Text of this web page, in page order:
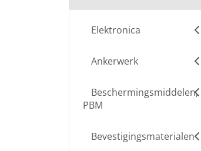
Elektronica
Ankerwerk
Beschermingsmiddelen,
PBM
Bevestigingsmaterialen